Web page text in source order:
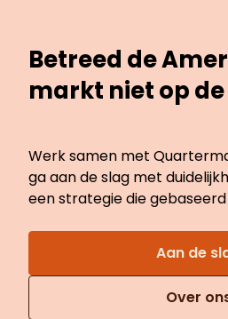
Betreed de
markt niet op
Werk samen met
ga aan de slag met
een strategie die
Aan de
Over